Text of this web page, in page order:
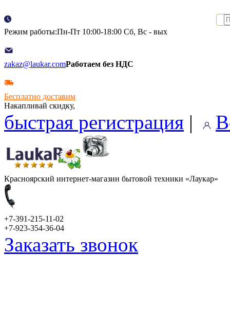
Режим работы:Пн-Пт 10:00-18:00 Сб, Вс - вых
zakaz@laukar.comРаботаем без НДС
Бесплатно доставим
Накапливай скидку,
быстрая регистрация |
Красноярский интернет-магазин бытовой техники «Лаукар»
+7-391-215-11-02
+7-923-354-36-04
Заказать звонок